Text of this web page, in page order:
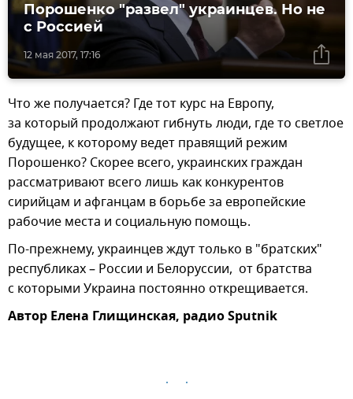
12 мая 2017, 17:16
Порошенко "развел" украинцев. Но не
с Россией
Что же получается? Где тот курс на Европу,
за который продолжают гибнуть люди, где то светлое
будущее, к которому ведет правящий режим
Порошенко? Скорее всего, украинских граждан
рассматривают всего лишь как конкурентов
сирийцам и афганцам в борьбе за европейские
рабочие места и социальную помощь.
По-прежнему, украинцев ждут только в "братских"
республиках – России и Белоруссии, от братства
с которыми Украина постоянно открещивается.
Автор Елена Глищинская, радио Sputnik